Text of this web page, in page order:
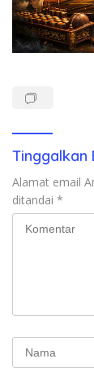
Tinggalkan
Alamat email
ditandai *